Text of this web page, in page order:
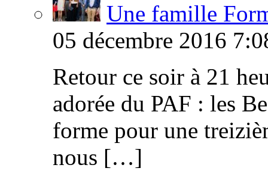
Une famille
05 décembre 2016
Retour ce soir à 21
adorée du PAF : les
forme pour une
nous […]